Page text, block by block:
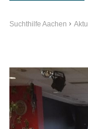
Suchthilfe Aachen